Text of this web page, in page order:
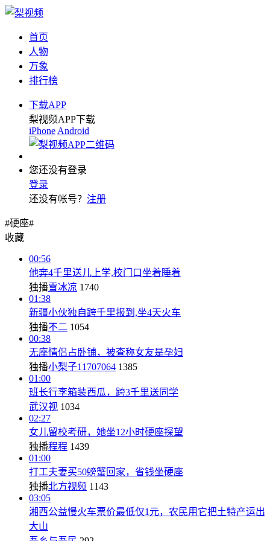
首页
人物
万象
排行榜
下载APP
梨视频APP下载
iPhone Android
您还没有登录
登录
还没有帐号？ 注册
#硬座#
收藏
00:56
他奔4千里送儿上学,校门口坐着睡着
独播雪冰凉 1740
01:38
新疆小伙独自跨千里报到,坐4天火车
独播不二 1054
00:38
无座情侣占卧铺，被查称女友是孕妇
独播小梨子11707064 1385
01:00
班长行李箱装西瓜，跨3千里送同学
武汉视 1034
02:27
女儿留校考研，她坐12小时硬座探望
独播程程 1439
01:00
打工夫妻买50螃蟹回家，省钱坐硬座
独播北方视频 1143
03:05
湘西公益慢火车票价最低仅1元，农民用它把土特产运出
大山